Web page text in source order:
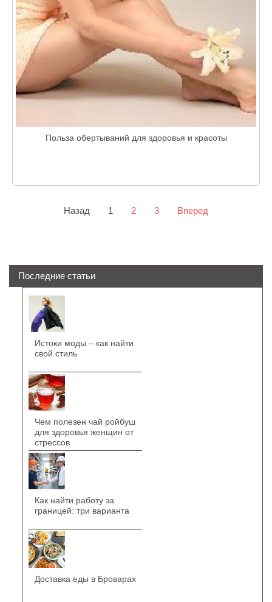
Польза обертываний для здоровья и красоты
Назад 1 2 3 Вперед
Последние статьи
Истоки моды – как найти
свой стиль
Чем полезен чай ройбуш
для здоровья женщин от
стрессов
Как найти работу за
границей: три варианта
Доставка еды в Броварах